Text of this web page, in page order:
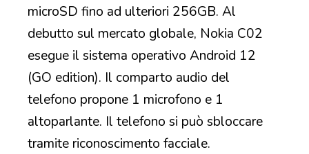
microSD fino ad ulteriori 256GB. Al
debutto sul mercato globale, Nokia C02
esegue il sistema operativo Android 12
(GO edition). Il comparto audio del
telefono propone 1 microfono e 1
altoparlante. Il telefono si può sbloccare
tramite riconoscimento facciale.